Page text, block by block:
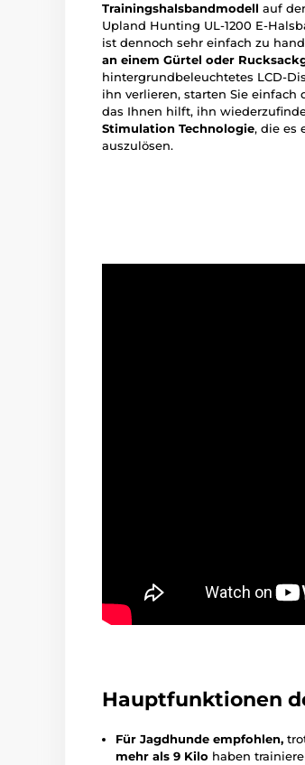
Trainingshalsbandmodell auf
Upland Hunting UL-1200 E-
ist dennoch sehr einfach zu
an einem Gürtel oder
hintergrundbeleuchtetes LCD-
ihn verlieren, starten Sie einfach
das Ihnen hilft, ihn
Stimulation Technologie, die es
auszulösen.
Hauptfunktionen
Für Jagdhunde empfohlen,
mehr als 9 Kilo haben